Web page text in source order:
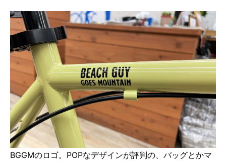
BGGMのロゴ。POPなデザインが評判の、バッグとかマ